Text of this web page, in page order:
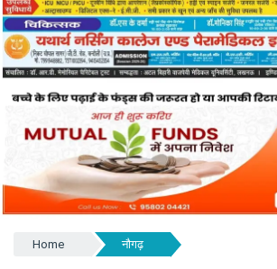
Home नौगढ़